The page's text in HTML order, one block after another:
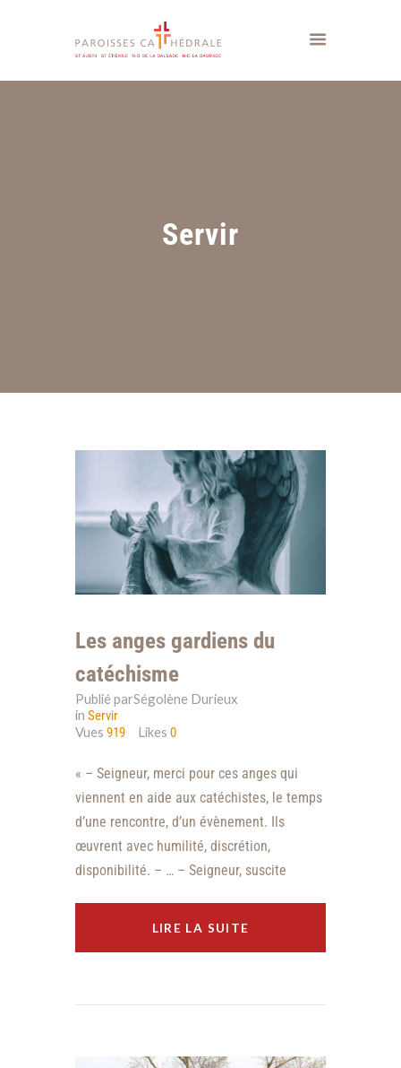
Servir
Les anges gardiens du
catéchisme
Publié parSégolène Durieux
in Servir
Vues 919 Likes0
« – Seigneur, merci pour ces anges qui
viennent en aide aux catéchistes, le temps
d’une rencontre, d’un évènement. Ils
œuvrent avec humilité, discrétion,
disponibilité. – … – Seigneur, suscite
LIRE LA SUITE